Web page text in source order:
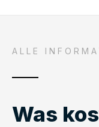
ALLE
Was